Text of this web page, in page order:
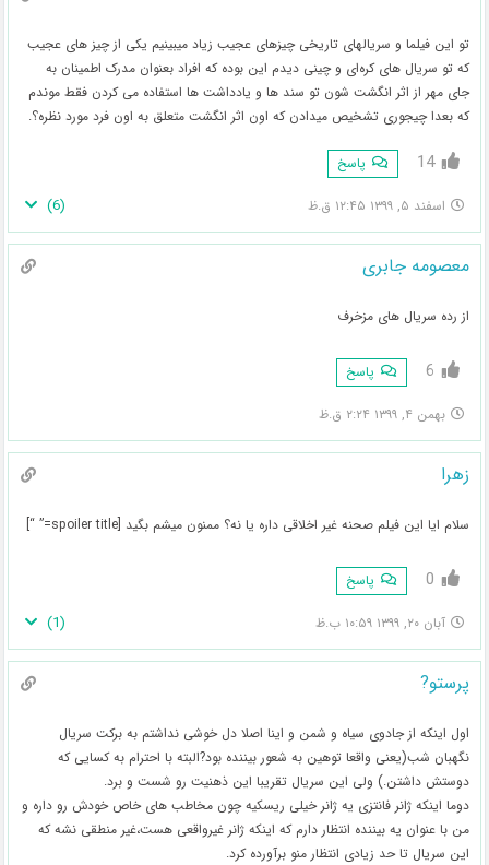
تو این فیلما و سریالهای تاریخی چیزهای عجیب زیاد میبینیم یکی از چیز های عجیب
که تو سریال های کره‌ای و چینی دیدم این بوده که افراد بعنوان مدرک اطمینان به
جای مهر از اثر انگشت شون تو سند ها و یادداشت ها استفاده می کردن فقط موندم
که بعدا چیجوری تشخیص میدادن که اون اثر انگشت متعلق به اون فرد مورد نظره؟.
14 پاسخ
اسفند ۵, ۱۳۹۹ ۱۲:۴۵ ق.ظ (
6
)
معصومه جابری
از رده سریال های مزخرف
6 پاسخ
بهمن ۴, ۱۳۹۹ ۲:۲۴ ق.ظ
زهرا
سلام ایا این فیلم صحنه غیر اخلاقی داره یا نه؟ ممنون میشم بگید [spoiler title=” “]
0 پاسخ
آبان ۲۰, ۱۳۹۹ ۱۰:۵۹ ب.ظ (
1
)
پرستو?
اول اینکه از جادوی سیاه و شمن و اینا اصلا دل خوشی نداشتم به برکت سریال
نگهبان شب(یعنی واقعا توهین به شعور بیننده بود?البته با احترام به کسایی که
دوستش داشتن.) ولی این سریال تقریبا این ذهنیت رو شست و برد.
دوما اینکه ژانر فانتزی یه ژانر خیلی ریسکیه چون مخاطب های خاص خودش رو داره و
من با عنوان یه بیننده انتظار دارم که اینکه ژانر غیرواقعی هست،غیر منطقی نشه که
این سریال تا حد زیادی انتظار منو برآورده کرد.